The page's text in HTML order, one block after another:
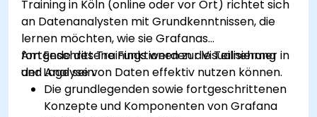
Training in Köln (online oder vor Ort) richtet sich
an Datenanalysten mit Grundkenntnissen, die
lernen möchten, wie sie Grafanas
fortgeschrittene Funktionen zur Visualisierung
und Analyse von Daten effektiv nutzen können.
Am Ende des Trainings werden die Teilnehmer in
der Lage sein:
Die grundlegenden sowie fortgeschrittenen
Konzepte und Komponenten von Grafana